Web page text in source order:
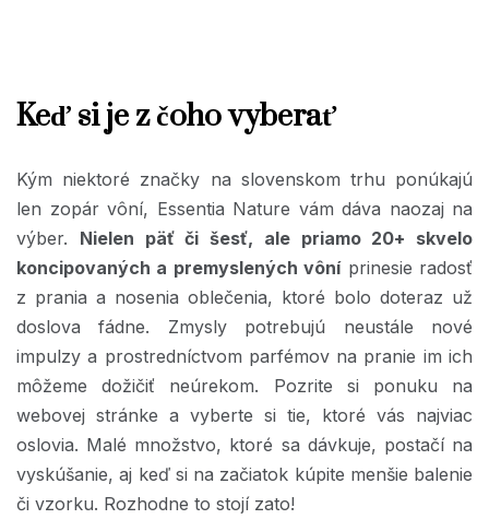
Keď si je z čoho vyberať
Kým niektoré značky na slovenskom trhu ponúkajú
len zopár vôní, Essentia Nature vám dáva naozaj na
výber. Nielen päť či šesť, ale priamo 20+ skvelo
koncipovaných a premyslených vôníprinesie radosť
z prania a nosenia oblečenia, ktoré bolo doteraz už
doslova fádne. Zmysly potrebujú neustále nové
impulzy a prostredníctvom parfémov na pranie im ich
môžeme dožičiť neúrekom. Pozrite si ponuku na
webovej stránke a vyberte si tie, ktoré vás najviac
oslovia. Malé množstvo, ktoré sa dávkuje, postačí na
vyskúšanie, aj keď si na začiatok kúpite menšie balenie
či vzorku. Rozhodne to stojí zato!